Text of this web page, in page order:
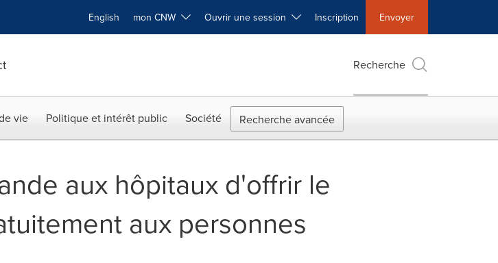
English mon CNW Ouvrir une session Inscription Envoyer
Recherche
vie Politique et intérêt public Société Recherche avancée
aux hôpitaux d'offrir le
aux personnes